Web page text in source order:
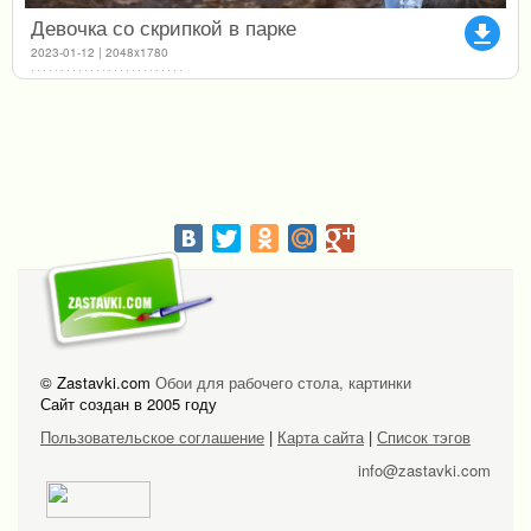
file_download
Девочка со скрипкой в парке
2023-01-12 | 2048x1780
© Zastavki.com Обои для рабочего стола, картинки
Сайт создан в 2005 году
Пользовательское соглашение | Карта сайта| Список тэгов
info@zastavki.com